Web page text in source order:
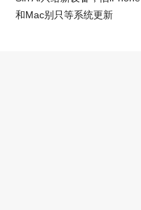
和Mac别只等系统更新